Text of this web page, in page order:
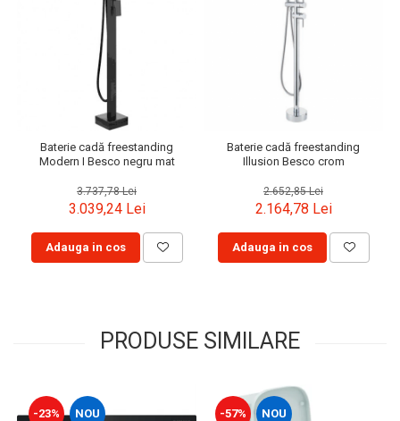
Baterie cadă freestanding
Modern I Besco negru mat
3.737,78 Lei
3.039,24 Lei
Adauga in cos
Baterie cadă freestanding
Illusion Besco crom
2.652,85 Lei
2.164,78 Lei
Adauga in cos
PRODUSE SIMILARE
-23% NOU -57% NOU